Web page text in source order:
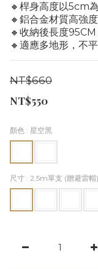
🔸桿身高度以5cm
🔸鋁合金材質高強
🔸收納後長度
🔸適應多地形，不
NT$660
NT$550
顏色 : 星空黑
尺寸 : 2.5m單支 (贈避雷帽)